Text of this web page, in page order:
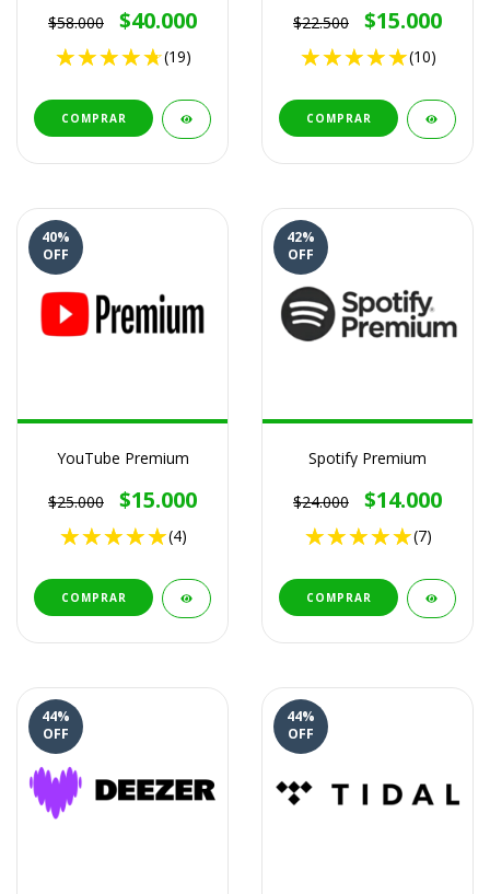
$58.000 $40.000
(19)
COMPRAR
$22.500 $15.000
(10)
COMPRAR
40%
OFF
YouTube Premium
$25.000 $15.000
(4)
COMPRAR
42%
OFF
Spotify Premium
$24.000 $14.000
(7)
COMPRAR
44%
OFF
44%
OFF